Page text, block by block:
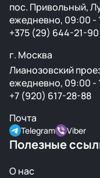
пос. Привольный,
ежедневно, 09:00 -
+375 (29) 644-21-90
г. Москва
Лианозовский
ежедневно, 09:00 -
+7 (920) 617-28-88
Почта
Telegram Viber
Полезные
О нас